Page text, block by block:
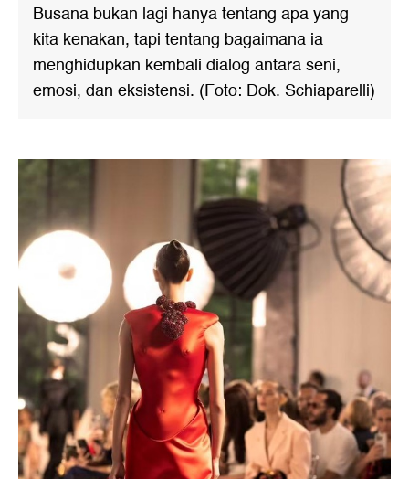
Busana bukan lagi hanya tentang apa yang
kita kenakan, tapi tentang bagaimana ia
menghidupkan kembali dialog antara seni,
emosi, dan eksistensi. (Foto: Dok. Schiaparelli)